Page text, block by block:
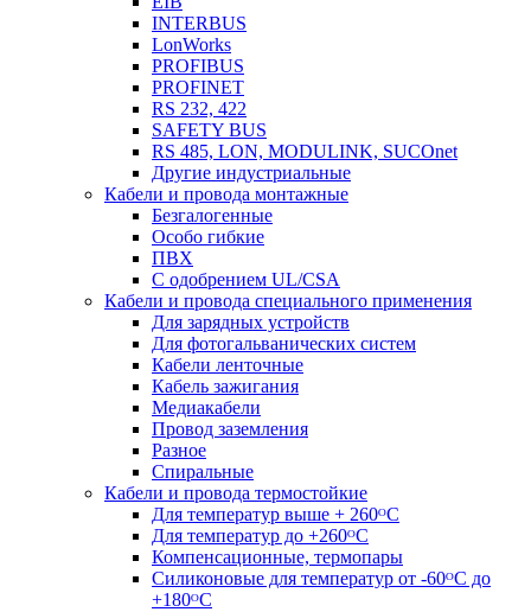
INTERBUS
LonWorks
PROFIBUS
PROFINET
RS 232, 422
SAFETY BUS
RS 485, LON, MODULINK, SUCOnet
Другие индустриальные
Кабели и провода монтажные
Безгалогенные
Особо гибкие
ПВХ
С одобрением UL/CSA
Кабели и провода специального применения
Для зарядных устройств
Для фотогальванических систем
Кабели ленточные
Кабель зажигания
Медиакабели
Провод заземления
Разное
Спиральные
Кабели и провода термостойкие
Для температур выше + 260ᴼС
Для температур до +260ᴼС
Компенсационные, термопары
Силиконовые для температур от -60ᴼC до
+180ᴼС